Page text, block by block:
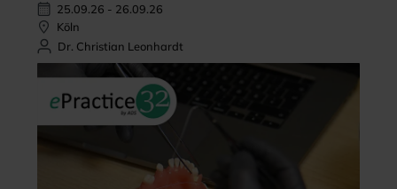
25.09.26 - 26.09.26
Köln
Dr. Christian Leonhardt